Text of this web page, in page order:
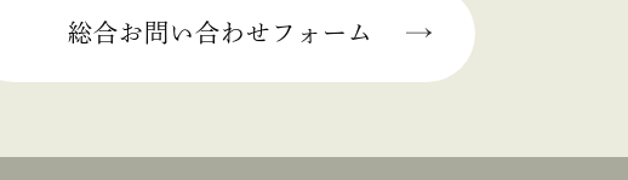
総合お問い合わせフォーム